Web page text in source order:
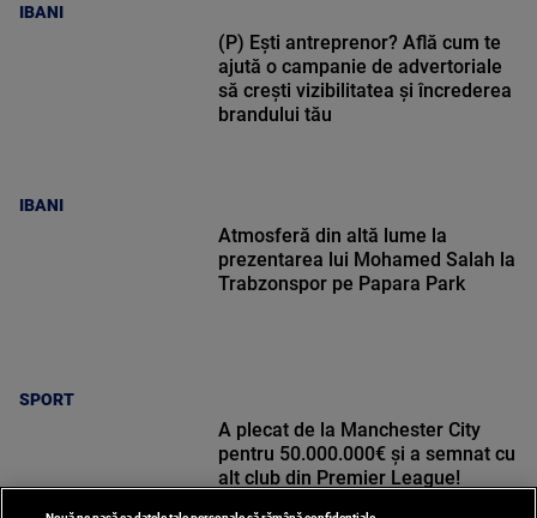
IBANI
IBANI
(P) Ești antreprenor? Află cum te
ajută o campanie de advertoriale
să crești vizibilitatea și încrederea
brandului tău
SPORT
Atmosferă din altă lume la
prezentarea lui Mohamed Salah la
Trabzonspor pe Papara Park
A plecat de la Manchester City
pentru 50.000.000€ și a semnat cu
alt club din Premier League!